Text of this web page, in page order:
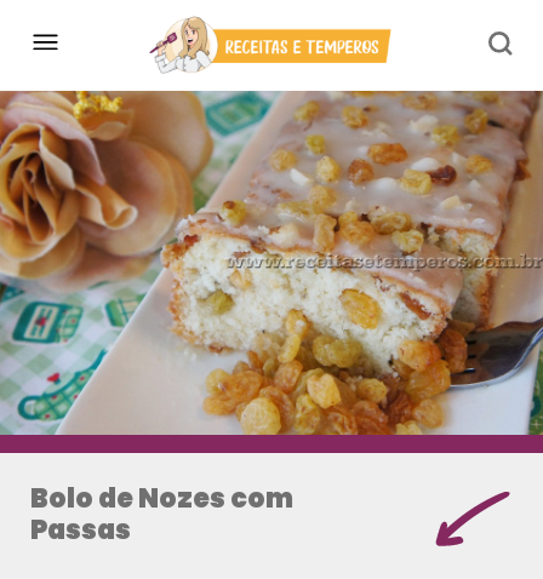
Bolo de Nozes com
Passas